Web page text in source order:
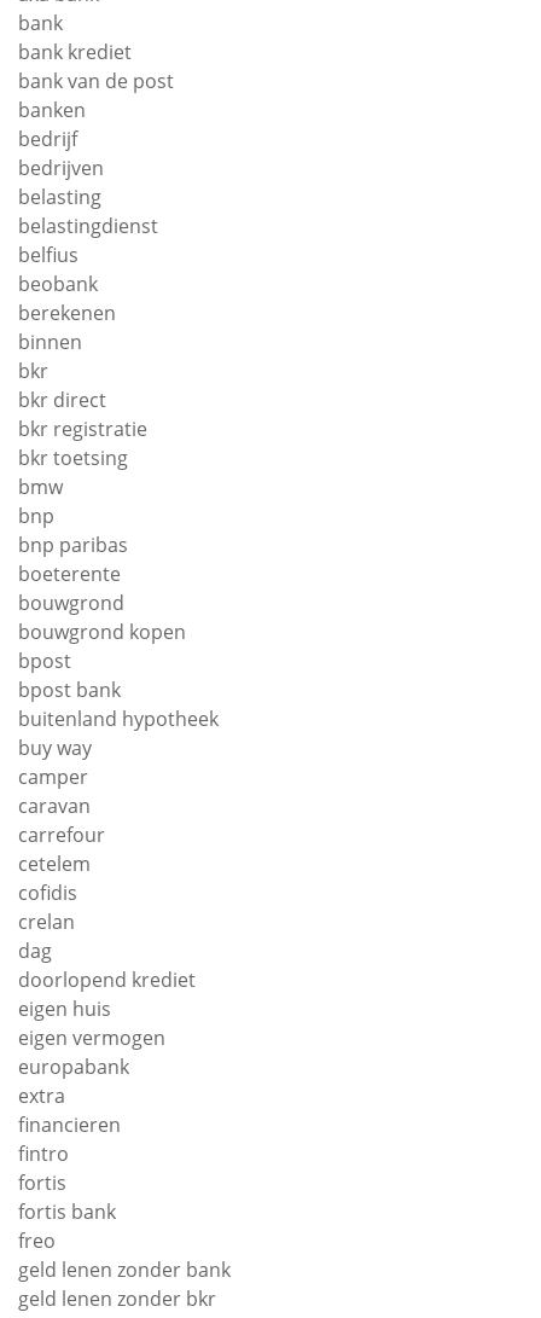
bank
bank krediet
bank van de post
banken
bedrijf
bedrijven
belasting
belastingdienst
belfius
beobank
berekenen
binnen
bkr
bkr direct
bkr registratie
bkr toetsing
bmw
bnp
bnp paribas
boeterente
bouwgrond
bouwgrond kopen
bpost
bpost bank
buitenland hypotheek
buy way
camper
caravan
carrefour
cetelem
cofidis
crelan
dag
doorlopend krediet
eigen huis
eigen vermogen
europabank
extra
financieren
fintro
fortis
fortis bank
freo
geld lenen zonder bank
geld lenen zonder bkr